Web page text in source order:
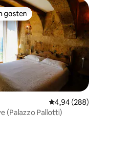
uit 5, 301 recensies
gasten
gasten
Gemiddelde
4,94 (288)
(Palazzo Pallotti)